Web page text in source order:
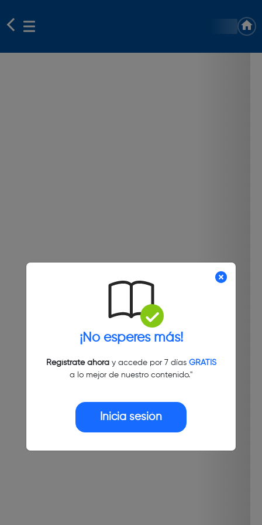
¡No esperes más!
Regístrate ahoray accede por 7 días GRATIS
a lo mejor de nuestro contenido."
Inicia sesión